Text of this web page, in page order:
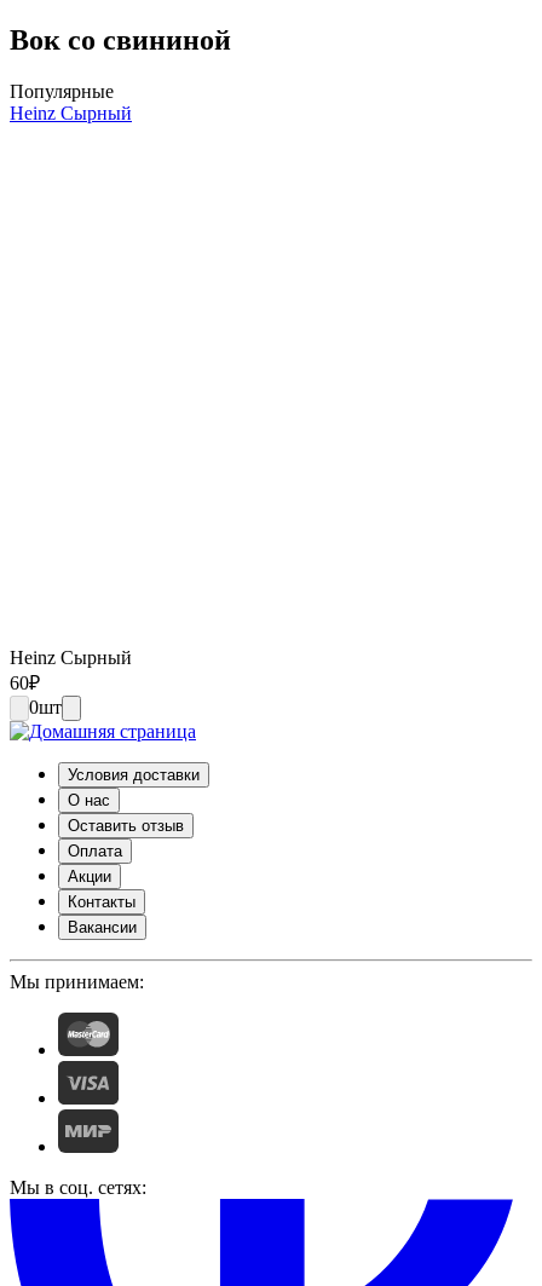
Вок со свининой
Популярные
Heinz Сырный
Heinz Сырный
60₽
0шт
Условия доставки
О нас
Оставить отзыв
Оплата
Акции
Контакты
Вакансии
Мы принимаем:
Мы в соц. сетях: